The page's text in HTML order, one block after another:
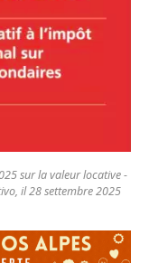
sur la valeur locative -
il 28 settembre 2025